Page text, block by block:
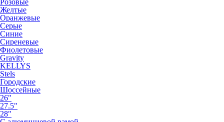
Розовые
Желтые
Оранжевые
Серые
Синие
Сиреневые
Фиолетовые
Gravity
KELLYS
Stels
Городские
Шоссейные
26"
27.5"
28"